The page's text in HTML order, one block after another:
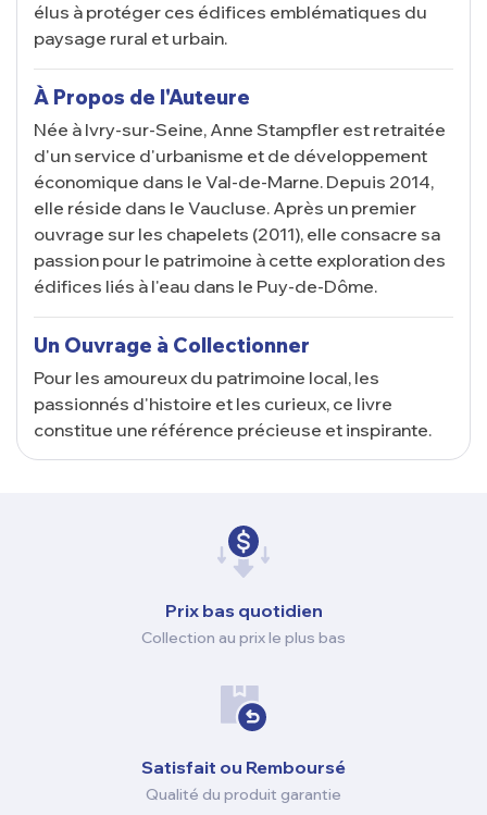
élus à protéger ces édifices emblématiques du
paysage rural et urbain.
À Propos de l'Auteure
Née à Ivry-sur-Seine, Anne Stampfler est retraitée
d'un service d'urbanisme et de développement
économique dans le Val-de-Marne. Depuis 2014,
elle réside dans le Vaucluse. Après un premier
ouvrage sur les chapelets (2011), elle consacre sa
passion pour le patrimoine à cette exploration des
édifices liés à l'eau dans le Puy-de-Dôme.
Un Ouvrage à Collectionner
Pour les amoureux du patrimoine local, les
passionnés d'histoire et les curieux, ce livre
constitue une référence précieuse et inspirante.
Prix ​​bas quotidien
Collection au prix le plus bas
Satisfait ou Remboursé
Qualité du produit garantie